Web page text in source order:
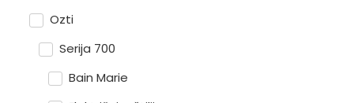
Ozti
Serija 700
Bain Marie